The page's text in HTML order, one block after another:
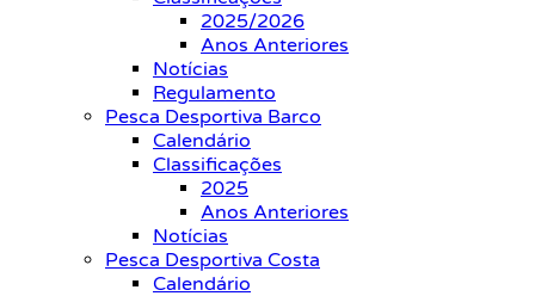
2025/2026
Anos Anteriores
Notícias
Regulamento
Pesca Desportiva Barco
Calendário
Classificações
2025
Anos Anteriores
Notícias
Pesca Desportiva Costa
Calendário